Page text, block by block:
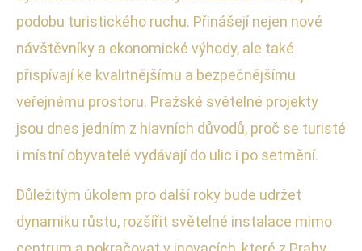
podobu turistického ruchu. Přinášejí nejen nové
návštěvníky a ekonomické výhody, ale také
přispívají ke kvalitnějšímu a bezpečnějšímu
veřejnému prostoru. Pražské světelné projekty
jsou dnes jedním z hlavních důvodů, proč se turisté
i místní obyvatelé vydávají do ulic i po setmění.
Důležitým úkolem pro další roky bude udržet
dynamiku růstu, rozšířit světelné instalace mimo